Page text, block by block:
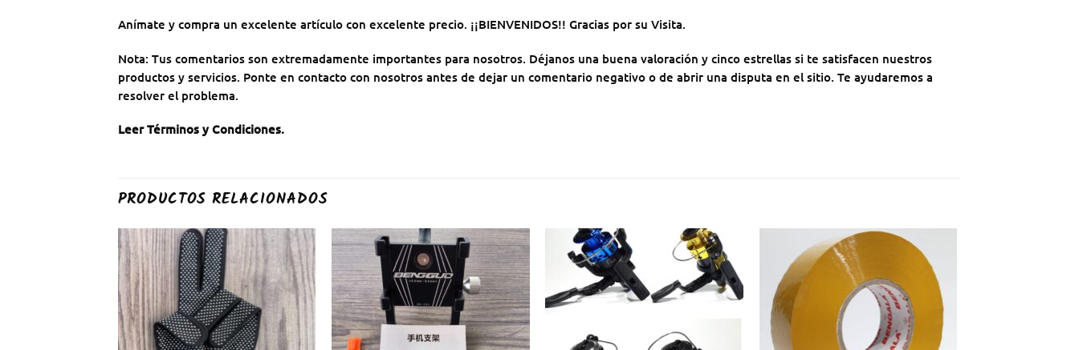
Anímate y compra un excelente artículo con excelente precio. ¡¡BIENVENIDOS!! Gracias por su Visita.
Nota: Tus comentarios son extremadamente importantes para nosotros. Déjanos una buena valoración y cinco estrellas si te satisfacen nuestros
productos y servicios. Ponte en contacto con nosotros antes de dejar un comentario negativo o de abrir una disputa en el sitio. Te ayudaremos a
resolver el problema.
Leer Términos y Condiciones.
PRODUCTOS RELACIONADOS